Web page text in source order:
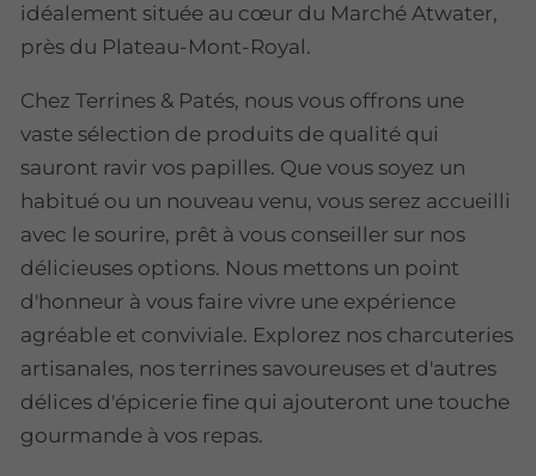
idéalement située au cœur du Marché Atwater,
près du Plateau-Mont-Royal.
Chez Terrines & Patés, nous vous offrons une
vaste sélection de produits de qualité qui
sauront ravir vos papilles. Que vous soyez un
habitué ou un nouveau venu, vous serez accueilli
avec le sourire, prêt à vous conseiller sur nos
délicieuses options. Nous mettons un point
d'honneur à vous faire vivre une expérience
agréable et conviviale. Explorez nos charcuteries
artisanales, nos terrines savoureuses et d'autres
délices d'épicerie fine qui ajouteront une touche
gourmande à vos repas.